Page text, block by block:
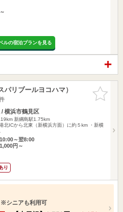
ルの宿泊プランを見る
お気に入
りに追加
リブールヨコハマ）
横浜市鶴見区
新綱島駅1.75km
北ICから北東（新横浜方面）に約５km ・新横
～翌8:00
円～
り
シニアも利用可